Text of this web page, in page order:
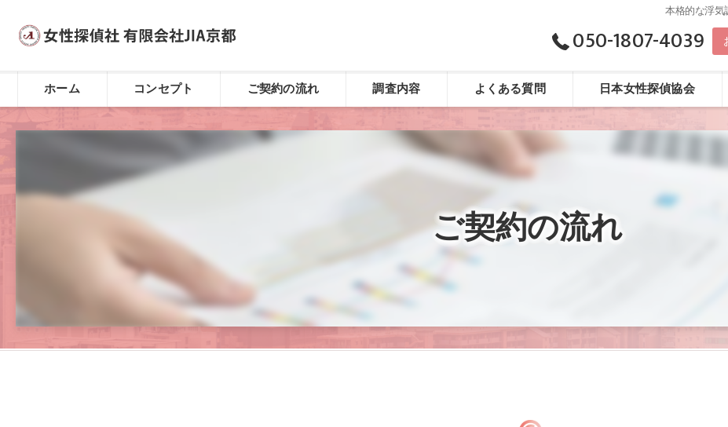
本格的な浮
050-1807-4039
ホーム コンセプト ご契約の流れ 調査内容 よくある質問 日本女性探偵協会
ご契約の流れ